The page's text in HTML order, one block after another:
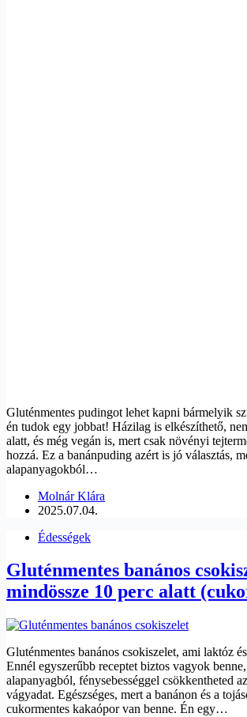
Gluténmentes pudingot lehet kapni bármelyik
én tudok egy jobbat! Házilag is elkészíthető,
alatt, és még vegán is, mert csak növényi
hozzá. Ez a banánpuding azért is jó választás,
alapanyagokból…
Molnár Klára
2025.07.04.
Édességek
Gluténmentes banános
mindössze 10 perc alatt
Gluténmentes banános csokiszelet, ami laktóz
Ennél egyszerűbb receptet biztos vagyok
alapanyagból, fénysebességgel csökkentheted
vágyadat. Egészséges, mert a banánon és a
cukormentes kakaópor van benne. Én egy…